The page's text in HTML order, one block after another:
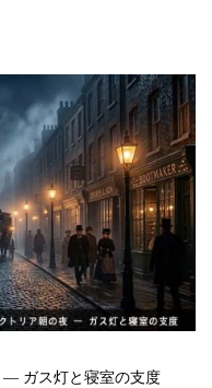
― ガス灯と寝室の支度